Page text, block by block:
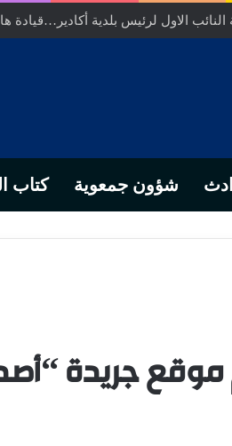
الاول لرئيس بلدية أكادير…قيادة
شؤون جمعوية كتاب
موقع جريدة